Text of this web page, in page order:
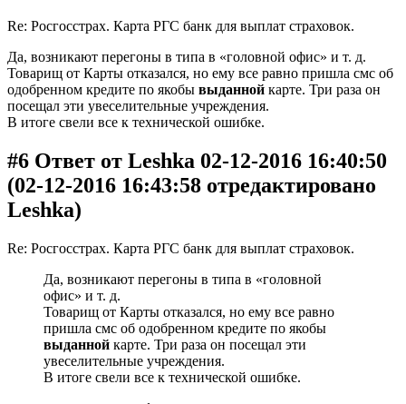
Re: Росгосстрах. Карта РГС банк для выплат страховок.
Да, возникают перегоны в типа в «головной офис» и т. д.
Товарищ от Карты отказался, но ему все равно пришла смс об
одобренном кредите по якобы выданной карте. Три раза он
посещал эти увеселительные учреждения.
В итоге свели все к технической ошибке.
#6 Ответ от Leshka 02-12-2016 16:40:50
(02-12-2016 16:43:58 отредактировано
Leshka)
Re: Росгосстрах. Карта РГС банк для выплат страховок.
Да, возникают перегоны в типа в «головной
офис» и т. д.
Товарищ от Карты отказался, но ему все равно
пришла смс об одобренном кредите по якобы
выданной карте. Три раза он посещал эти
увеселительные учреждения.
В итоге свели все к технической ошибке.